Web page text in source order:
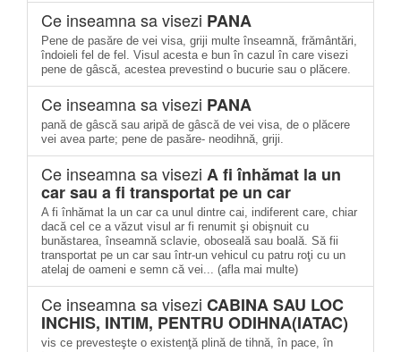
Ce inseamna sa visezi PANA
Pene de pasăre de vei visa, griji multe înseamnă, frământări,
îndoieli fel de fel. Visul acesta e bun în cazul în care visezi
pene de gâscă, acestea prevestind o bucurie sau o plăcere.
Ce inseamna sa visezi PANA
pană de gâscă sau aripă de gâscă de vei visa, de o plăcere
vei avea parte; pene de pasăre- neodihnă, griji.
Ce inseamna sa visezi A fi înhămat la un
car sau a fi transportat pe un car
A fi înhămat la un car ca unul dintre cai, indiferent care, chiar
dacă cel ce a văzut visul ar fi renumit şi obişnuit cu
bunăstarea, înseamnă sclavie, oboseală sau boală. Să fii
transportat pe un car sau într-un vehicul cu patru roţi cu un
atelaj de oameni e semn că vei... (afla mai multe)
Ce inseamna sa visezi CABINA SAU LOC
INCHIS, INTIM, PENTRU ODIHNA(IATAC)
vis ce prevesteşte o existenţă plină de tihnă, în pace, în